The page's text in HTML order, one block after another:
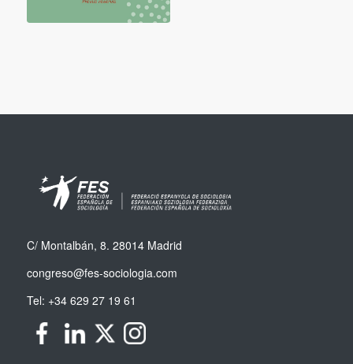
C/ Montalbán, 8. 28014 Madrid
congreso@fes-sociologia.com
Tel: +34 629 27 19 61